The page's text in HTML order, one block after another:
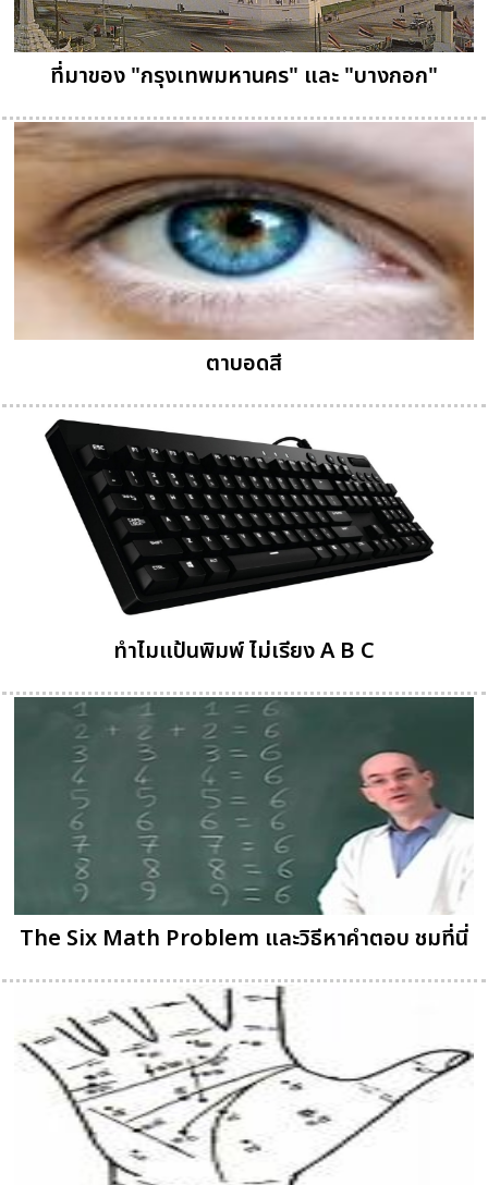
ที่มาของ "กรุงเทพมหานคร" และ "บางกอก"
ตาบอดสี
ทำไมแป้นพิมพ์ ไม่เรียง A B C
The Six Math Problem และวิธีหาคำตอบ ชมที่นี่